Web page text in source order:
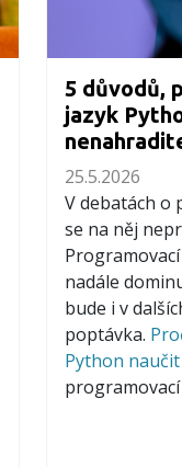
5 důvodů,
jazyk
25.5.2026
V debatách o
se na něj
nadále
bude i v
poptávka.
Python naučit